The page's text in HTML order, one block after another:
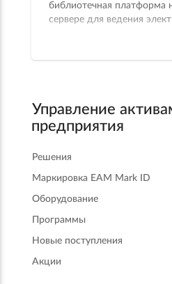
библиотечная платформа
сервере для ведения
ускоренное наполнение
Управление
предприятия
Решения
Маркировка EAM Mark ID
Оборудование
Программы
Новые поступления
Акции